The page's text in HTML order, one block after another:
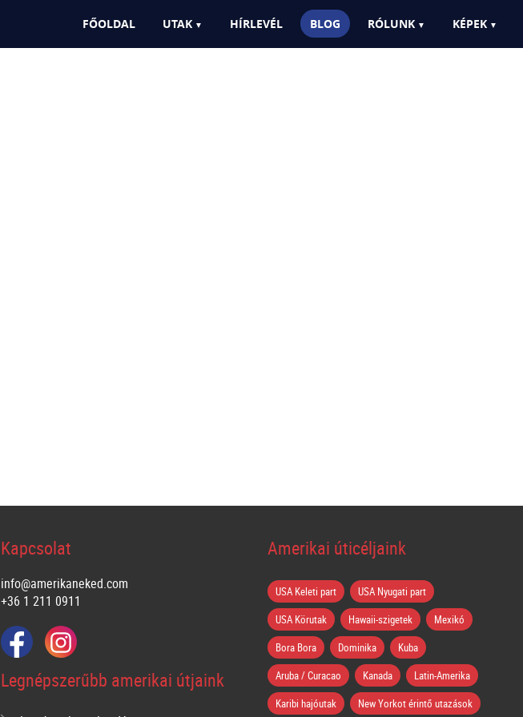
FŐOLDAL UTAK HÍRLEVÉL BLOG RÓLUNK KÉPEK
Kapcsolat
info@amerikaneked.com
+36 1 211 0911
Legnépszerűbb amerikai útjaink
Amerikai úticéljaink
USA Keleti part
USA Nyugati part
USA Körutak
Hawaii-szigetek
Mexikó
Bora Bora
Dominika
Kuba
Aruba / Curacao
Kanada
Latin-Amerika
Karibi hajóutak
New Yorkot érintő utazások